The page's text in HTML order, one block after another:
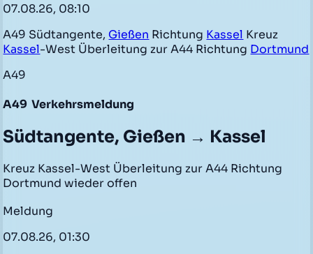
07.08.26, 08:10
A49 Südtangente, Gießen Richtung Kassel Kreuz
Kassel-West Überleitung zur A44 Richtung Dortmund
A49
A49 Verkehrsmeldung
Südtangente, Gießen → Kassel
Kreuz Kassel-West Überleitung zur A44 Richtung
Dortmund wieder offen
Meldung
07.08.26, 01:30